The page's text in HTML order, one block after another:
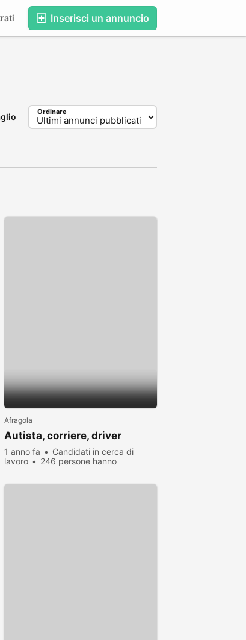
Inserisci un annuncio
Ordinare
Afragola
Autista, corriere, driver
1 anno fa
Candidati in cerca di
lavoro
246 persone hanno